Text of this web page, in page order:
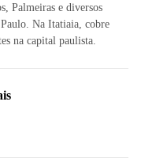
Palmeiras e diversos
Na Itatiaia, cobre
na capital paulista.